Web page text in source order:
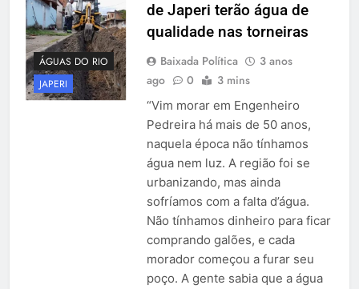
ÁGUAS DO RIO
JAPERI
de Japeri terão água de
qualidade nas torneiras
Baixada Política
3 anos
ago
0 3 mins
“Vim morar em Engenheiro
Pedreira há mais de 50 anos,
naquela época não tínhamos
água nem luz. A região foi se
urbanizando, mas ainda
sofríamos com a falta d’água.
Não tínhamos dinheiro para ficar
comprando galões, e cada
morador começou a furar seu
poço. A gente sabia que a água